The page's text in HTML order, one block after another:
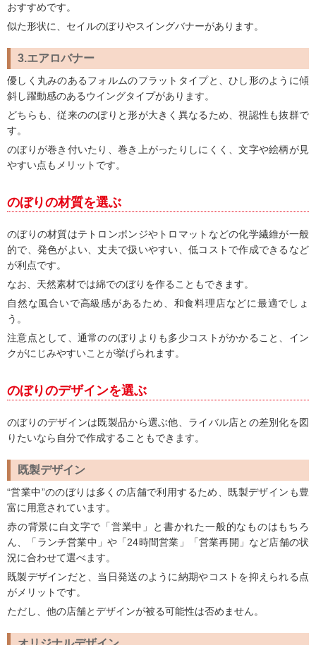
おすすめです。
似た形状に、セイルのぼりやスイングバナーがあります。
3.エアロバナー
優しく丸みのあるフォルムのフラットタイプと、ひし形のように傾
斜し躍動感のあるウイングタイプがあります。
どちらも、従来ののぼりと形が大きく異なるため、視認性も抜群で
す。
のぼりが巻き付いたり、巻き上がったりしにくく、文字や絵柄が見
やすい点もメリットです。
のぼりの材質を選ぶ
のぼりの材質はテトロンポンジやトロマットなどの化学繊維が一般
的で、発色がよい、丈夫で扱いやすい、低コストで作成できるなど
が利点です。
なお、天然素材では綿でのぼりを作ることもできます。
自然な風合いで高級感があるため、和食料理店などに最適でしょ
う。
注意点として、通常ののぼりよりも多少コストがかかること、イン
クがにじみやすいことが挙げられます。
のぼりのデザインを選ぶ
のぼりのデザインは既製品から選ぶ他、ライバル店との差別化を図
りたいなら自分で作成することもできます。
既製デザイン
“営業中”ののぼりは多くの店舗で利用するため、既製デザインも豊
富に用意されています。
赤の背景に白文字で「営業中」と書かれた一般的なものはもちろ
ん、「ランチ営業中」や「24時間営業」「営業再開」など店舗の状
況に合わせて選べます。
既製デザインだと、当日発送のように納期やコストを抑えられる点
がメリットです。
ただし、他の店舗とデザインが被る可能性は否めません。